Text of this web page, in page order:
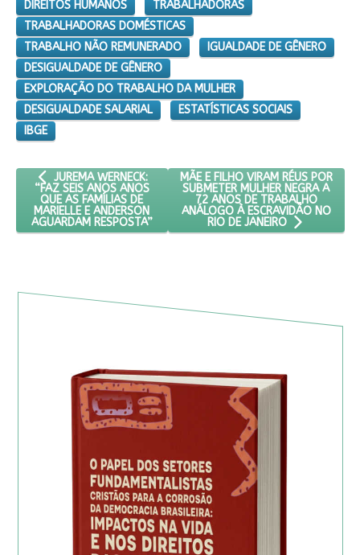
DIREITOS HUMANOS
TRABALHADORAS
TRABALHADORAS DOMÉSTICAS
TRABALHO NÃO REMUNERADO
IGUALDADE DE GÊNERO
DESIGUALDADE DE GÊNERO
EXPLORAÇÃO DO TRABALHO DA MULHER
DESIGUALDADE SALARIAL
ESTATÍSTICAS SOCIAIS
IBGE
ARTIGO ANTERIOR: JUREMA WERNECK: “FAZ SEIS ANOS ANOS
JUREMA WERNECK:
“FAZ SEIS ANOS ANOS
QUE AS FAMÍLIAS DE
MARIELLE E ANDERSON
AGUARDAM RESPOSTA”
PRÓXIMO ARTIGO: MÃE E FILHO
MÃE E FILHO VIRAM RÉUS POR
SUBMETER MULHER NEGRA A
72 ANOS DE TRABALHO
ANÁLOGO À ESCRAVIDÃO NO
RIO DE JANEIRO